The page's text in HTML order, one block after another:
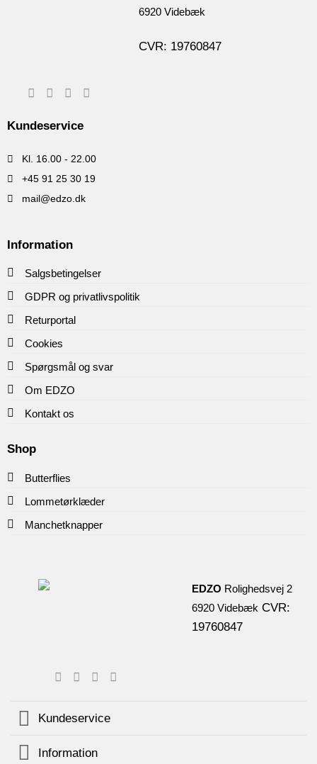
6920 Videbæk
CVR: 19760847
Kundeservice
Kl. 16.00 - 22.00
+45 91 25 30 19
mail@edzo.dk
Information
Salgsbetingelser
GDPR og privatlivspolitik
Returportal
Cookies
Spørgsmål og svar
Om EDZO
Kontakt os
Shop
Butterflies
Lommetørklæder
Manchetknapper
EDZO Rolighedsvej 2
6920 Videbæk CVR:
19760847
Kundeservice
Information